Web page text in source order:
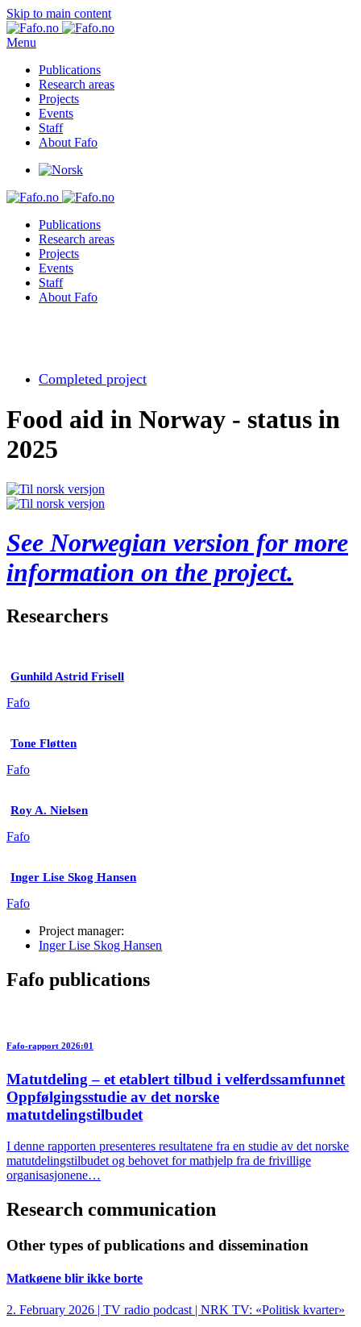
Skip to main content
Menu
Publications
Research areas
Projects
Events
Staff
About Fafo
Publications
Research areas
Projects
Events
Staff
About Fafo
Completed project
Food aid in Norway - status in
2025
See Norwegian version for more
information on the project.
Researchers
Gunhild Astrid Frisell
Fafo
Tone Fløtten
Fafo
Roy A. Nielsen
Fafo
Inger Lise Skog Hansen
Fafo
Project manager:
Inger Lise Skog Hansen
Fafo publications
Fafo-rapport 2026:01
Matutdeling – et etablert tilbud i velferdssamfunnet
Oppfølgingsstudie av det norske
matutdelingstilbudet
I denne rapporten presenteres resultatene fra en studie av det norske
matutdelingstilbudet og behovet for mathjelp fra de frivillige
organisasjonene…
Research communication
Other types of publications and dissemination
Matkøene blir ikke borte
2. February 2026 | TV radio podcast | NRK TV: «Politisk kvarter»